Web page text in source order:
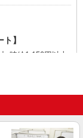
】
を見る